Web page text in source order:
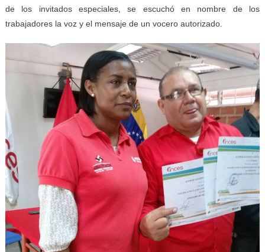
de los invitados especiales, se escuchó en nombre de los
trabajadores la voz y el mensaje de un vocero autorizado.